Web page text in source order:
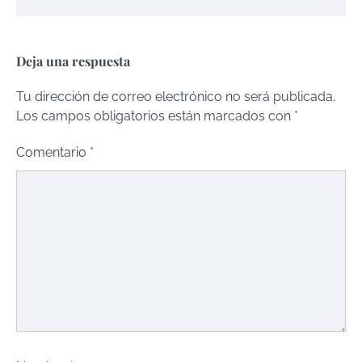
Deja una respuesta
Tu dirección de correo electrónico no será publicada.
Los campos obligatorios están marcados con *
Comentario *